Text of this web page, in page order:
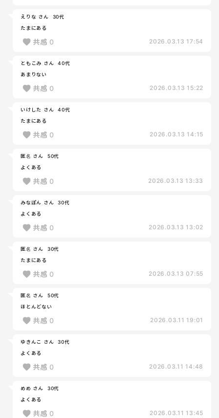
えりな さん
30代
たまにある
共感 0 2026.03.13 17:54
ともこみ さん
40代
あまりない
共感 0 2026.03.13 15:22
いけした さん
40代
たまにある
共感 0 2026.03.13 14:15
匿名 さん
50代
よくある
共感 0 2026.03.13 13:33
みなぽん さん
30代
よくある
共感 0 2026.03.13 13:02
匿名 さん
30代
たまにある
共感 0 2026.03.13 07:55
匿名 さん
50代
ほとんどない
共感 0 2026.03.11 19:01
ゆきんこ さん
30代
よくある
共感 0 2026.03.11 14:48
めめ さん
30代
よくある
共感 0 2026.03.11 13:45